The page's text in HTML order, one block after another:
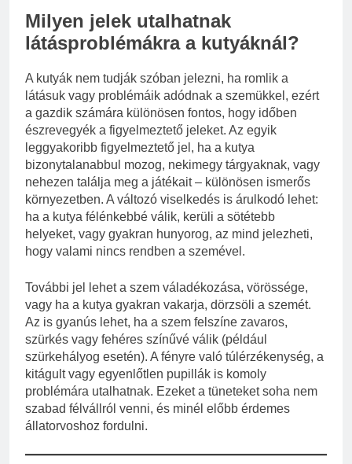
Milyen jelek utalhatnak
látásproblémákra a kutyáknál?
A kutyák nem tudják szóban jelezni, ha romlik a
látásuk vagy problémáik adódnak a szemükkel, ezért
a gazdik számára különösen fontos, hogy időben
észrevegyék a figyelmeztető jeleket. Az egyik
leggyakoribb figyelmeztető jel, ha a kutya
bizonytalanabbul mozog, nekimegy tárgyaknak, vagy
nehezen találja meg a játékait – különösen ismerős
környezetben. A változó viselkedés is árulkodó lehet:
ha a kutya félénkebbé válik, kerüli a sötétebb
helyeket, vagy gyakran hunyorog, az mind jelezheti,
hogy valami nincs rendben a szemével.
További jel lehet a szem váladékozása, vörössége,
vagy ha a kutya gyakran vakarja, dörzsöli a szemét.
Az is gyanús lehet, ha a szem felszíne zavaros,
szürkés vagy fehéres színűvé válik (például
szürkehályog esetén). A fényre való túlérzékenység, a
kitágult vagy egyenlőtlen pupillák is komoly
problémára utalhatnak. Ezeket a tüneteket soha nem
szabad félvállról venni, és minél előbb érdemes
állatorvoshoz fordulni.